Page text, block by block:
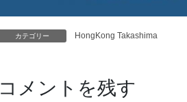
カテゴリー HongKong Takashima
コメントを残す